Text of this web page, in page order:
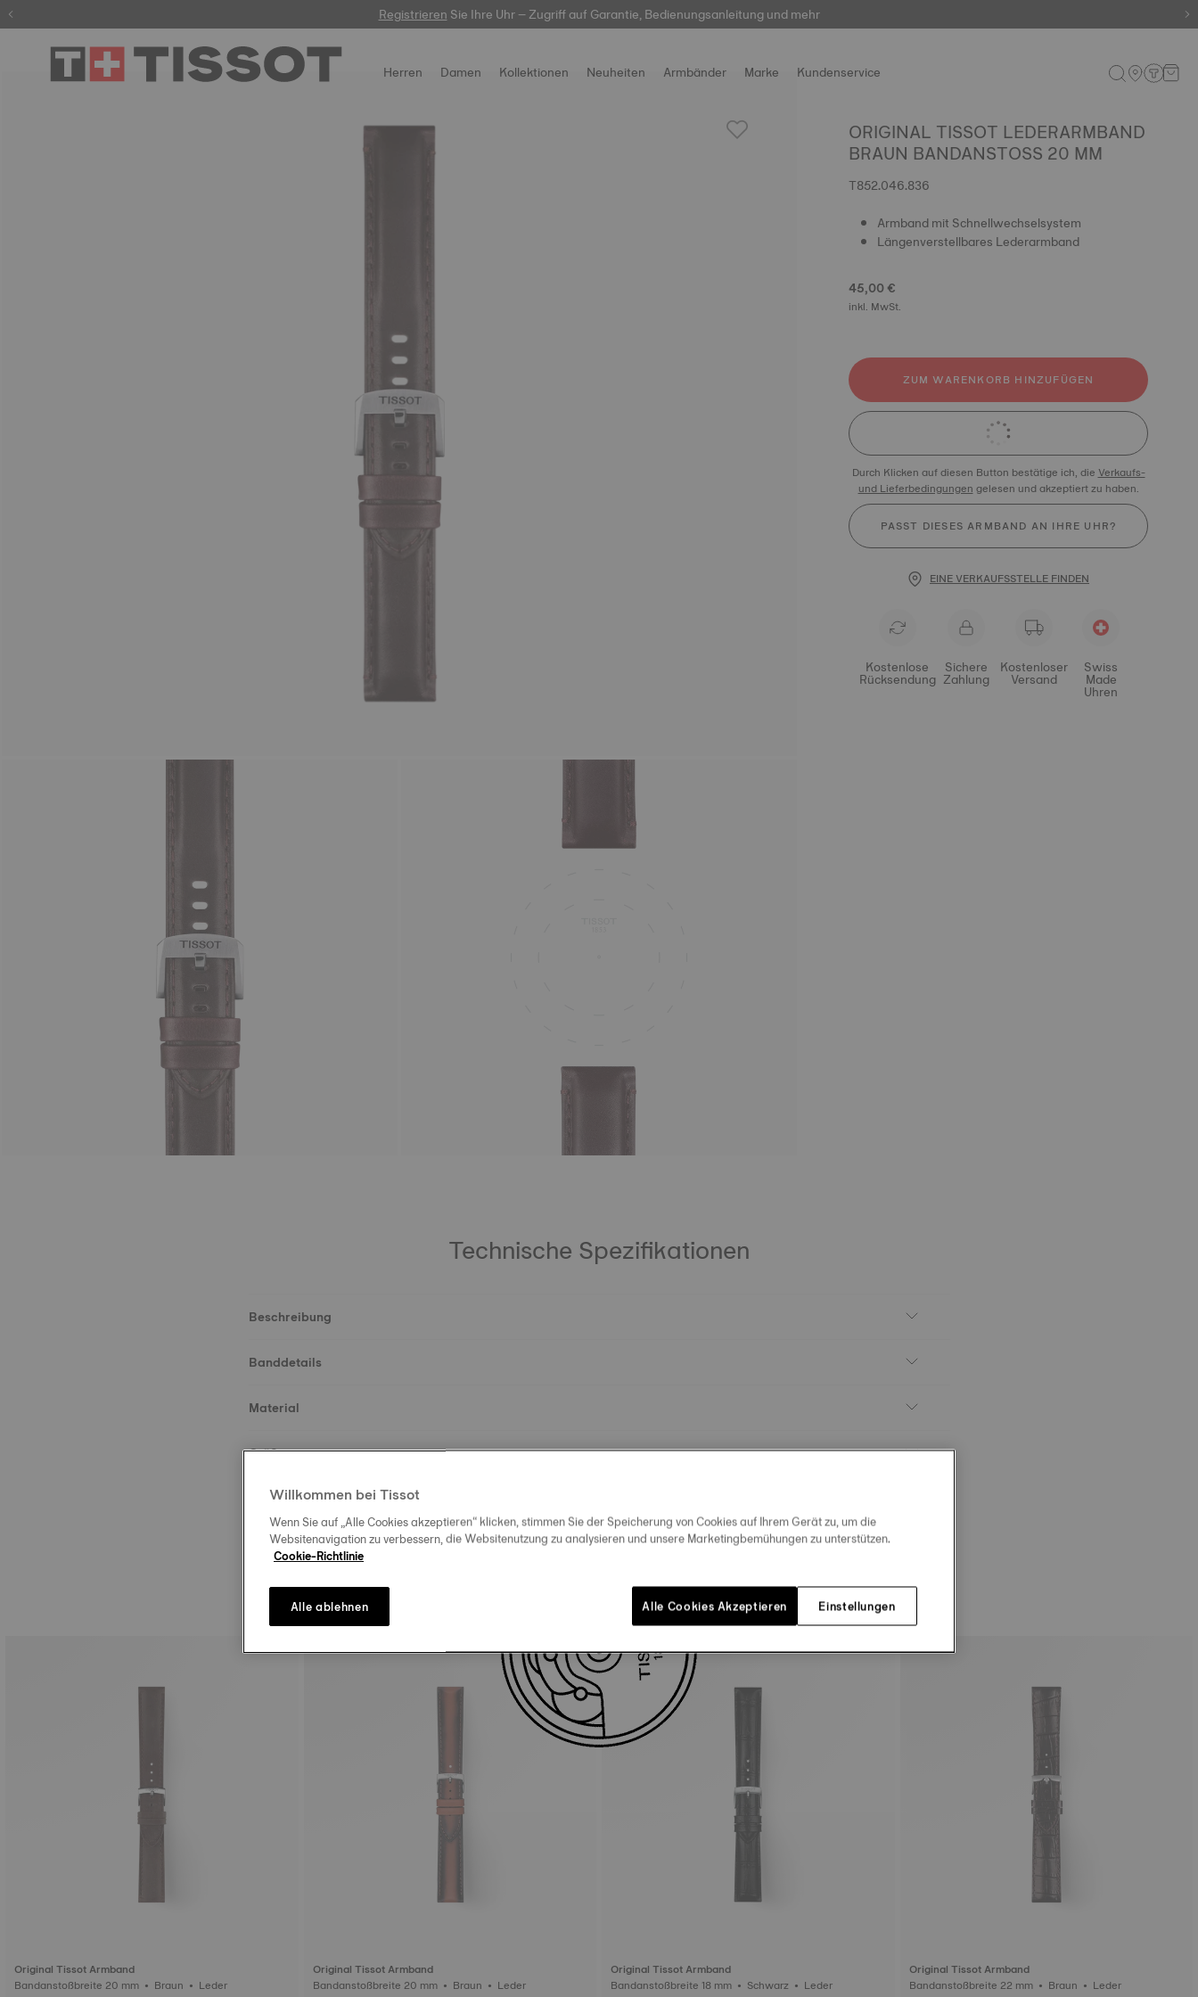
hier
RegistrierenSie Ihre Uhr – Zugriff auf Garantie, Bedienungsanleitung und mehr
Herren Damen Kollektionen Neuheiten Armbänder Marke Kundenservice
ORIGINAL TISSOT LEDERARMBAND
BRAUN BANDANSTOSS 20 MM
T852.046.836
Armband mit Schnellwechselsystem
Längenverstellbares Lederarmband
45,00 €
inkl. MwSt.
ZUM WARENKORB HINZUFÜGEN
Durch Klicken auf diesen Button bestätige ich, dieVerkaufs-
und Lieferbedingungengelesen und akzeptiert zu haben.
PASST DIESES ARMBAND AN IHRE UHR?
EINE VERKAUFSSTELLE FINDEN
Kostenlose
Rücksendung
Sichere
Zahlung
Kostenloser
Versand
Swiss
Made
Uhren
Technische Spezifikationen
Beschreibung
Banddetails
Material
Größe
Schließe
Entdecken Sie ähnliche Produkte
Original Tissot Armband
Bandanstoßbreite 20 mm • Braun • Leder
Original Tissot Armband
Bandanstoßbreite 20 mm • Braun • Leder
Original Tissot Armband
Bandanstoßbreite 18 mm • Schwarz • Leder
Original Tissot Armband
Bandanstoßbreite 22 mm • Braun • Leder
Willkommen bei Tissot
Wenn Sie auf „Alle Cookies akzeptieren“ klicken, stimmen Sie der Speicherung von Cookies auf Ihrem Gerät zu, um die
Websitenavigation zu verbessern, die Websitenutzung zu analysieren und unsere Marketingbemühungen zu unterstützen.
Cookie-Richtlinie
Einstellungen
Alle ablehnen Alle Cookies Akzeptieren